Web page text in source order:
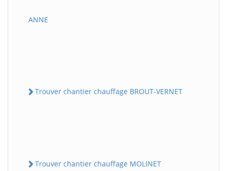
ANNE
Trouver chantier chauffage BROUT-VERNET
Trouver chantier chauffage MOLINET